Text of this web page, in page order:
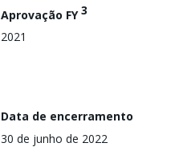
Aprovação FY3
2021
Data de encerramento
30 de junho de 2022